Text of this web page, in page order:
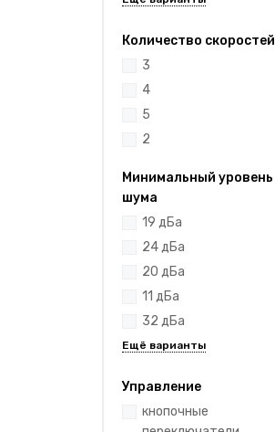
Количество скоростей
3
4
5
2
Минимальный уровень
шума
19 дБа
24 дБа
20 дБа
11 дБа
32 дБа
Управление
кнопочные